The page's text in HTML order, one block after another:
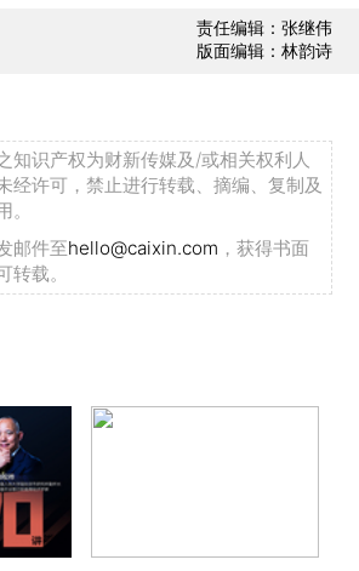
责任编辑：张继伟
版面编辑：林韵诗
知识产权为财新传媒及/或相关权利人
经许可，禁止进行转载、摘编、复制及
邮件至hello@caixin.com ，获得书面
转载。